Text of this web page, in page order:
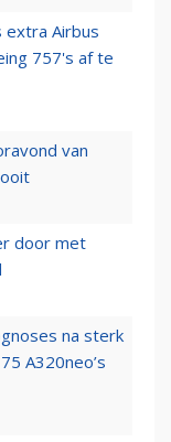
extra Airbus
757's af te
van
door met
na sterk
A320neo’s